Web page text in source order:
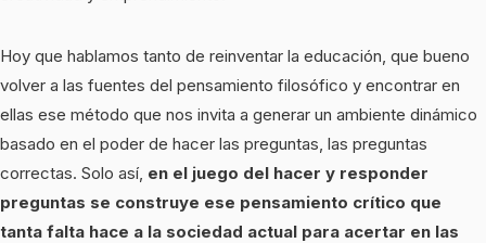
Hoy que hablamos tanto de reinventar la educación, que bueno
volver a las fuentes del pensamiento filosófico y encontrar en
ellas ese método que nos invita a generar un ambiente dinámico
basado en el poder de hacer las preguntas, las preguntas
correctas. Solo así, en el juego del hacer y responder
preguntas se construye ese pensamiento crítico que
tanta falta hace a la sociedad actual para acertar en las